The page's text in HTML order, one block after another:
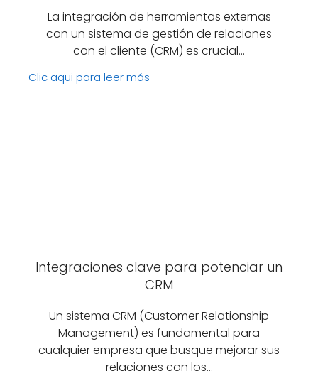
La integración de herramientas externas
con un sistema de gestión de relaciones
con el cliente (CRM) es crucial…
Clic aqui para leer más
Integraciones clave para potenciar un
CRM
Un sistema CRM (Customer Relationship
Management) es fundamental para
cualquier empresa que busque mejorar sus
relaciones con los…